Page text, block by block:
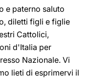
e paterno saluto
diletti figli e figlie
Cattolici,
d'Italia per
Nazionale. Vi
lieti di esprimervi il